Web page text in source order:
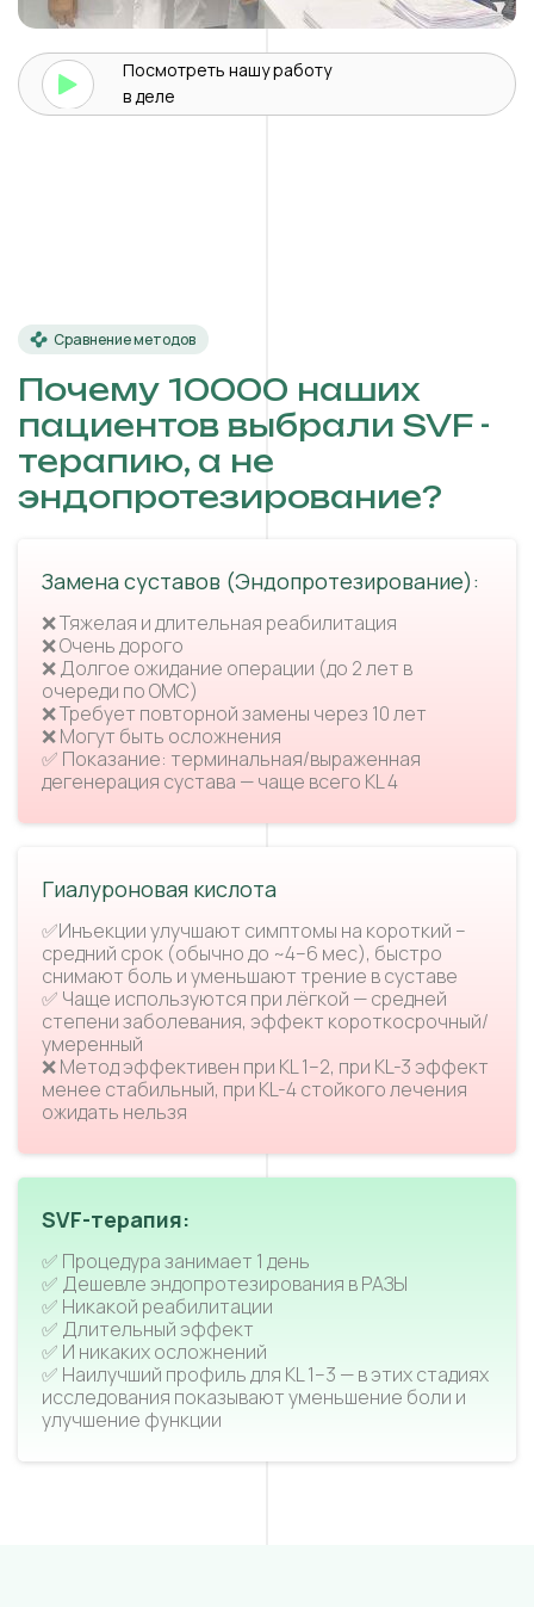
Посмотреть нашуработу
в деле
Сравнение методов
Почему 10000 наших
пациентов выбрали SVF -
терапию, а не
эндопротезирование?
Замена суставов (Эндопротезирование):
❌ Тяжелая и длительная реабилитация
❌ Очень дорого
❌ Долгое ожидание операции (до 2 лет в
очереди по ОМС)
❌ Требует повторной замены через 10 лет
❌ Могут быть осложнения
✅ Показание: терминальная/выраженная
дегенерация сустава — чаще всего KL 4
Гиалуроновая кислота
✅Инъекции улучшают симптомы на короткий –
средний срок (обычно до ~4–6 мес), быстро
снимают боль и уменьшают трение в суставе
✅ Чаще используются при лёгкой — средней
степени заболевания, эффект короткосрочный/
умеренный
❌ Метод эффективен при KL 1–2, при KL-3 эффект
менее стабильный, при KL-4 стойкого лечения
ожидать нельзя
SVF-терапия:
✅ Процедура занимает 1 день
✅ Дешевле эндопротезирования в РАЗЫ
✅ Никакой реабилитации
✅ Длительный эффект
✅ И никаких осложнений
✅ Наилучший профиль для KL 1–3 — в этих стадиях
исследования показывают уменьшение боли и
улучшение функции